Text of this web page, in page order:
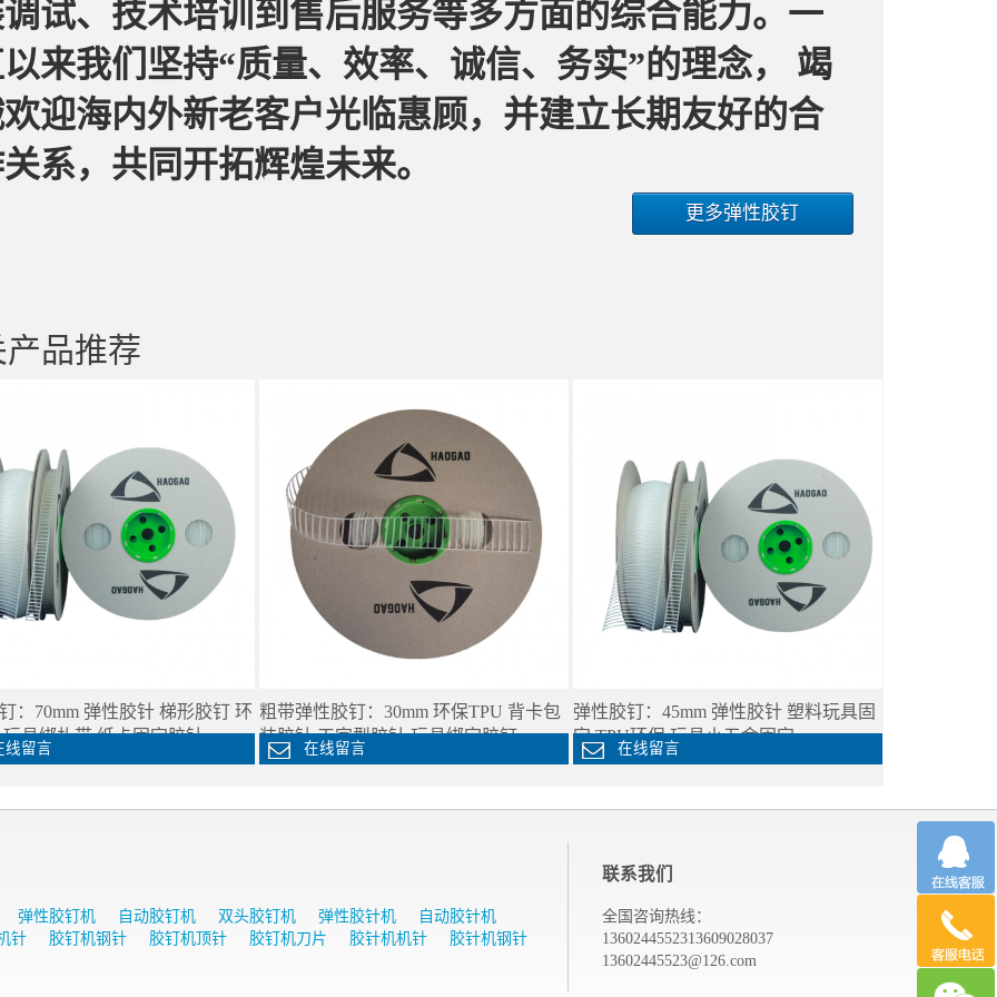
试、技术培训到售后服务等多方面的综合能力。一
来我们坚持“质量、效率、诚信、务实”的理念， 竭
迎海内外新老客户光临惠顾，并建立长期友好的合
系，共同开拓辉煌未来。
更多弹性胶钉
品推荐
：70mm 弹性胶针 梯形胶钉 环
具绑扎带 纸卡固定胶针
留言
粗带弹性胶钉：30mm 环保TPU 背卡包
装胶针 工字型胶针 玩具绑定胶钉
在线留言
弹性胶钉：45mm 弹性胶针 塑料玩具固
定 TPU环保 玩具小五金固定
在线留言
弹性胶钉机 自动胶钉机 双头胶钉机 弹性胶针机
自动胶针机
针
胶钉机钢针 胶钉机顶针 胶钉机刀片 胶针机机针 胶针机钢针
联系我们
全国咨询热线：
1360244552313609028037
13602445523@126.com